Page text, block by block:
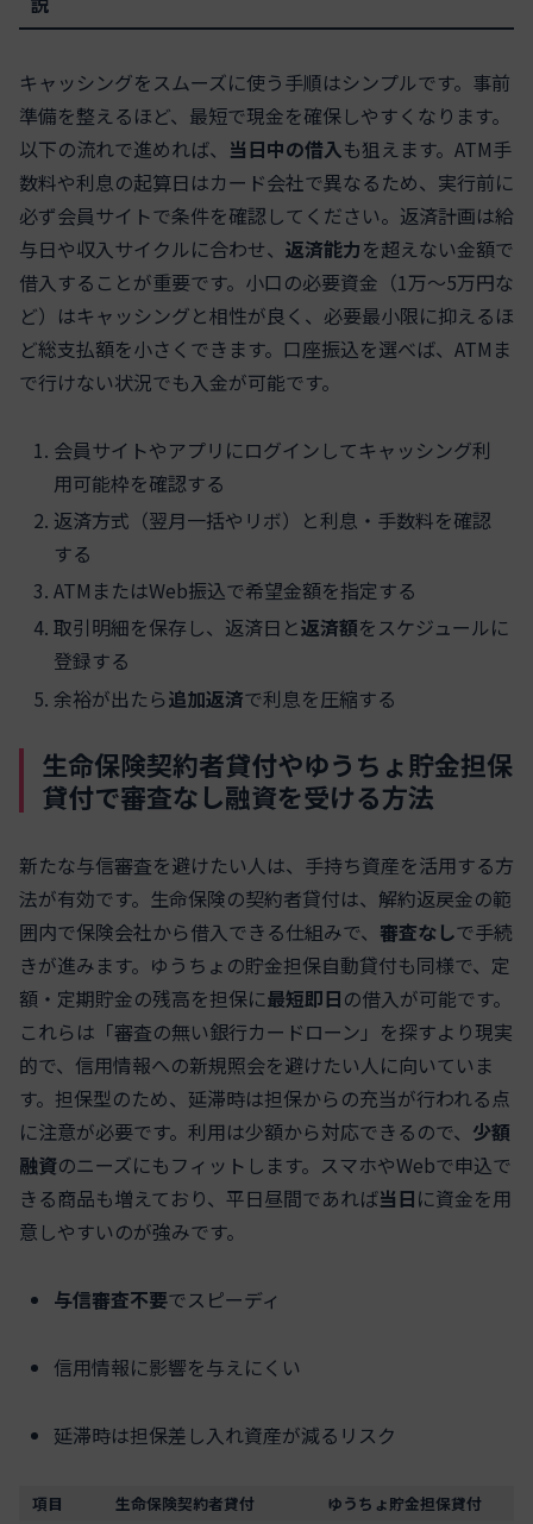
キャッシングをスムーズに使う手順はシンプルです。事前
準備を整えるほど、最短で現金を確保しやすくなります。
以下の流れで進めれば、 当日中の借入も狙えます。ATM手
数料や利息の起算日はカード会社で異なるため、実行前に
必ず会員サイトで条件を確認してください。返済計画は給
与日や収入サイクルに合わせ、 返済能力を超えない金額で
借入することが重要です。小口の必要資金（1万〜5万円な
ど）はキャッシングと相性が良く、必要最小限に抑えるほ
ど総支払額を小さくできます。口座振込を選べば、ATMま
で行けない状況でも入金が可能です。
会員サイトやアプリにログインしてキャッシング利
用可能枠を確認する
返済方式（翌月一括やリボ）と利息・手数料を確認
する
ATMまたはWeb振込で希望金額を指定する
取引明細を保存し、返済日と返済額をスケジュールに
登録する
余裕が出たら追加返済で利息を圧縮する
生命保険契約者貸付やゆうちょ貯金担保
貸付で審査なし融資を受ける方法
新たな与信審査を避けたい人は、手持ち資産を活用する方
法が有効です。生命保険の契約者貸付は、解約返戻金の範
囲内で保険会社から借入できる仕組みで、 審査なしで手続
きが進みます。ゆうちょの貯金担保自動貸付も同様で、定
額・定期貯金の残高を担保に最短即日の借入が可能です。
これらは「審査の無い銀行カードローン」を探すより現実
的で、信用情報への新規照会を避けたい人に向いていま
す。担保型のため、延滞時は担保からの充当が行われる点
に注意が必要です。利用は少額から対応できるので、 少額
融資のニーズにもフィットします。スマホやWebで申込で
きる商品も増えており、平日昼間であれば当日に資金を用
意しやすいのが強みです。
与信審査不要でスピーディ
信用情報に影響を与えにくい
延滞時は担保差し入れ資産が減るリスク
項目 生命保険契約者貸付
ゆうちょ貯金担保貸付